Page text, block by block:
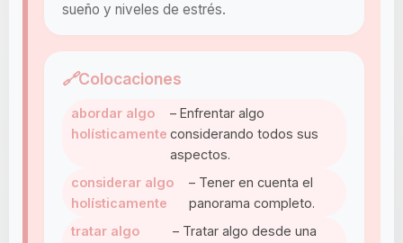
sueño y niveles de estrés.
🔗Colocaciones
abordar algo
holísticamente
– Enfrentar algo
considerando todos sus
aspectos.
considerar algo
holísticamente
– Tener en cuenta el
panorama completo.
tratar algo
– Tratar algo desde una